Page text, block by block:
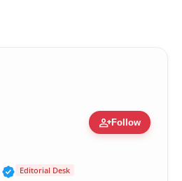
person_addFollow
Verified Public Figure
Editorial Desk